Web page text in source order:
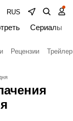
RUS
Сериалы
Рецензии